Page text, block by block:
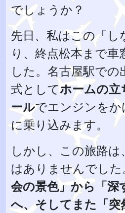
でしょうか？
先日、私はこの「し
り、終点松本まで車
した。名古屋駅での
式としてホームの
ールでエンジンを
に乗り込みます。
しかし、この旅路
はありませんでした
会の景色」から「深
へ、そしてまた「突